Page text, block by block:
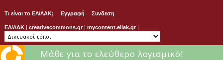
Τι είναι το ΕΛ/ΛΑΚ; Εγγραφή Συνδεση
ΕΛ/ΛΑΚ | creativecommons.gr | mycontent.ellak.gr |
Μάθε για το ελεύθερο λογισμικό!